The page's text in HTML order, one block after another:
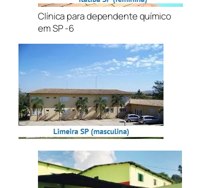
Clínica para dependente químico
em SP -6